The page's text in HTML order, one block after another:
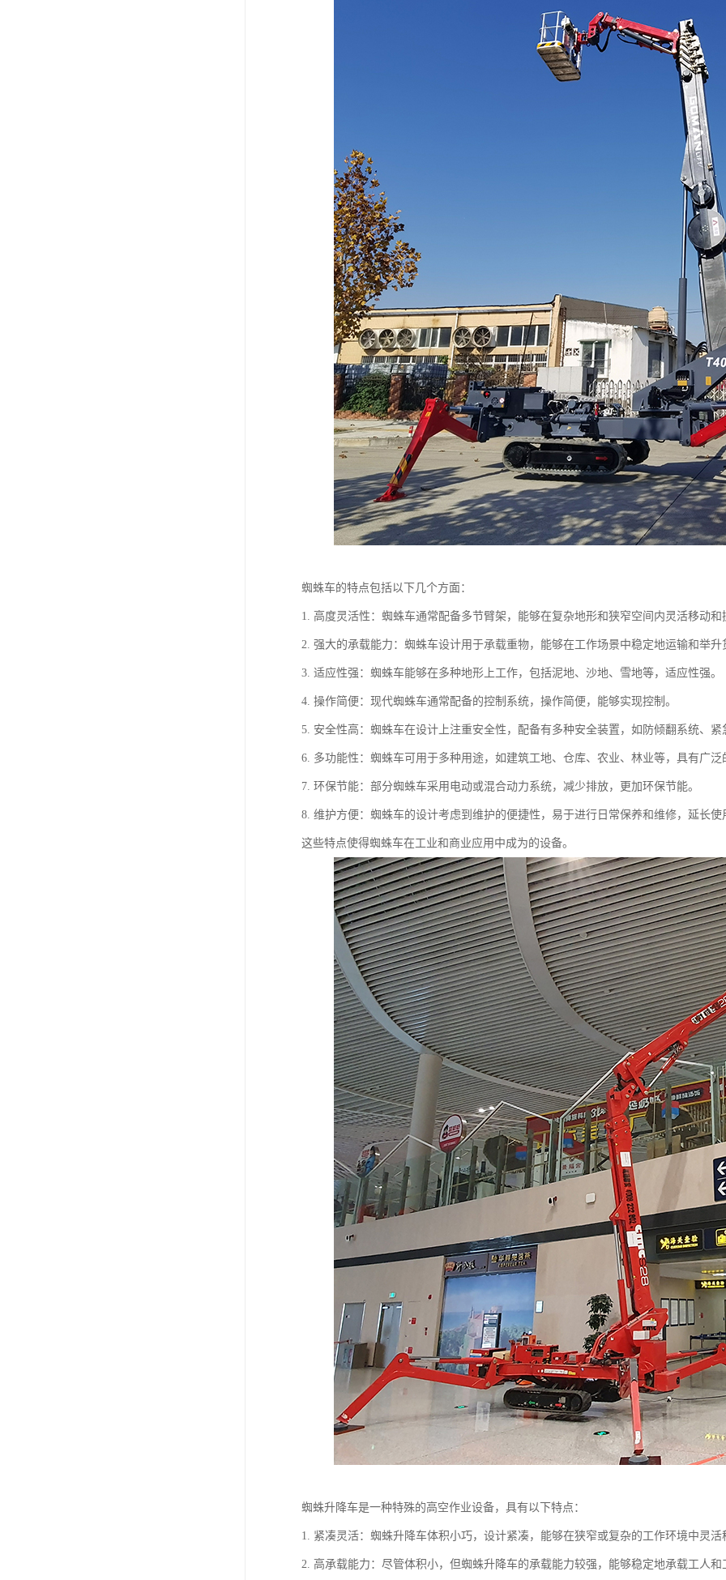
蜘蛛车的特点包括以下几个方面：
1. 高度灵活性：蜘蛛车通常配备多节臂架，能够在复杂地形和狭窄空间内灵活移动和
2. 强大的承载能力：蜘蛛车设计用于承载重物，能够在工作场景中稳定地运输和举升
3. 适应性强：蜘蛛车能够在多种地形上工作，包括泥地、沙地、雪地等，适应性强。
4. 操作简便：现代蜘蛛车通常配备的控制系统，操作简便，能够实现控制。
5. 安全性高：蜘蛛车在设计上注重安全性，配备有多种安全装置，如防倾翻系统、
6. 多功能性：蜘蛛车可用于多种用途，如建筑工地、仓库、农业、林业等，具有广泛
7. 环保节能：部分蜘蛛车采用电动或混合动力系统，减少排放，更加环保节能。
8. 维护方便：蜘蛛车的设计考虑到维护的便捷性，易于进行日常保养和维修，延长使
这些特点使得蜘蛛车在工业和商业应用中成为的设备。
蜘蛛升降车是一种特殊的高空作业设备，具有以下特点：
1. 紧凑灵活：蜘蛛升降车体积小巧，设计紧凑，能够在狭窄或复杂的工作环境中灵
2. 高承载能力：尽管体积小，但蜘蛛升降车的承载能力较强，能够稳定地承载工人